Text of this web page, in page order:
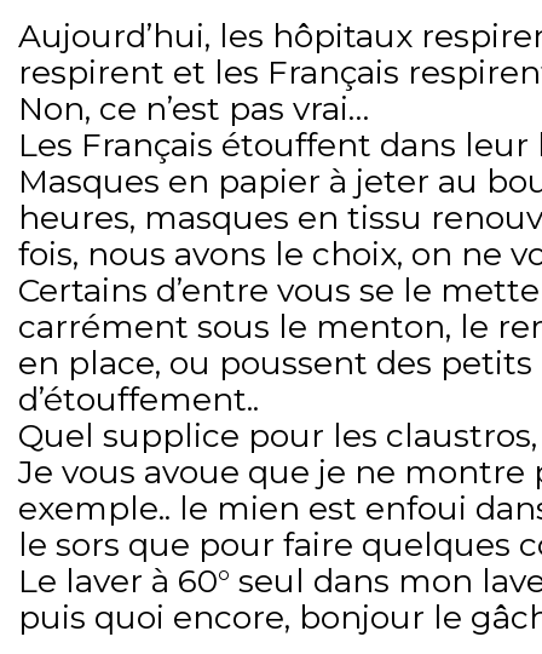
Aujourd’hui, les hôpitaux
respirent et les Français
Non, ce n’est pas vrai…
Les Français étouffent dans
Masques en papier à jeter au
heures, masques en tissu
fois, nous avons le choix, on ne
Certains d’entre vous se le
carrément sous le menton, le
en place, ou poussent des petits
d’étouffement..
Quel supplice pour les
Je vous avoue que je ne montre
exemple.. le mien est enfoui
le sors que pour faire quelques
Le laver à 60° seul dans mon
puis quoi encore, bonjour le